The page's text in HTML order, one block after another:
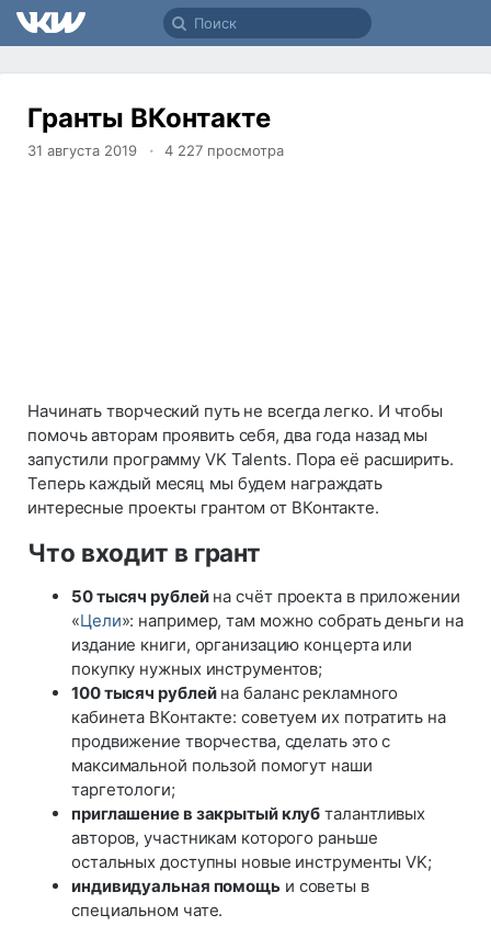
Гранты ВКонтакте
31 августа 2019 4 227 просмотра
Начинать творческий путь не всегда легко. И чтобы
помочь авторам проявить себя, два года назад мы
запустили программу VK Talents. Пора её расширить.
Теперь каждый месяц мы будем награждать
интересные проекты грантом от ВКонтакте.
Что входит в грант
50 тысяч рублейна счёт проекта в приложении
«Цели»: например, там можно собрать деньги на
издание книги, организацию концерта или
покупку нужных инструментов;
100 тысяч рублейна баланс рекламного
кабинета ВКонтакте: советуем их потратить на
продвижение творчества, сделать это с
максимальной пользой помогут наши
таргетологи;
приглашение в закрытый клуб талантливых
авторов, участникам которого раньше
остальных доступны новые инструменты VK;
индивидуальная помощьи советы в
специальном чате.